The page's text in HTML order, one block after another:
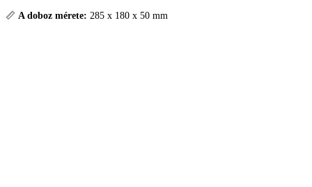
📏 A doboz mérete: 285 x 180 x 50 mm